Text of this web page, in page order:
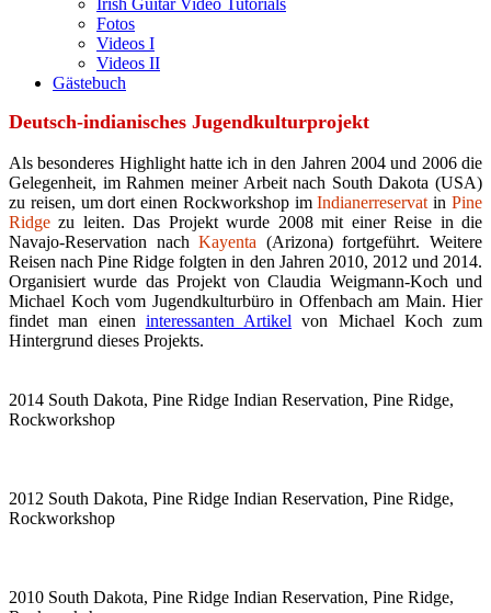
Irish Guitar Video Tutorials
Fotos
Videos I
Videos II
Gästebuch
Deutsch-indianisches Jugendkulturprojekt
Als besonderes Highlight hatte ich in den Jahren 2004 und 2006 die
Gelegenheit, im Rahmen meiner Arbeit nach South Dakota (USA)
zu reisen, um dort einen Rockworkshop imIndianerreservat inPine
Ridge zu leiten. Das Projekt wurde 2008 mit einer Reise in die
Navajo-Reservation nachKayenta (Arizona) fortgeführt. Weitere
Reisen nach Pine Ridge folgten in den Jahren 2010, 2012 und 2014.
Organisiert wurde das Projekt von Claudia Weigmann-Koch und
Michael Koch vom Jugendkulturbüro in Offenbach am Main. Hier
findet man einen interessanten Artikel von Michael Koch zum
Hintergrund dieses Projekts.
2014 South Dakota, Pine Ridge Indian Reservation, Pine Ridge,
Rockworkshop
2012 South Dakota, Pine Ridge Indian Reservation, Pine Ridge,
Rockworkshop
2010 South Dakota, Pine Ridge Indian Reservation, Pine Ridge,